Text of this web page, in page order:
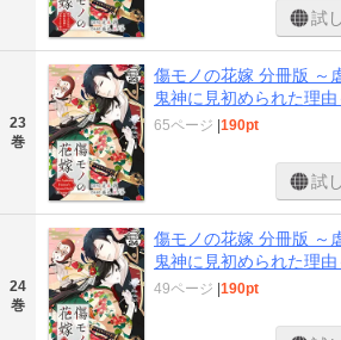
試
23
巻
傷モノの花嫁 分冊版 ～
鬼神に見初められた理
65ページ 190pt
試
24
巻
傷モノの花嫁 分冊版 ～
鬼神に見初められた理
49ページ 190pt